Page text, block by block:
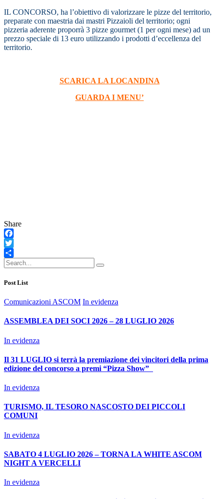
IL CONCORSO, ha l’obiettivo di valorizzare le pizze del territorio,
preparate con maestria dai mastri Pizzaioli del territorio; ogni
pizzeria aderente proporrà 3 pizze gourmet (1 per ogni mese) ad un
prezzo speciale di 13 euro utilizzando i prodotti d’eccellenza del
territorio.
SCARICA LA LOCANDINA
GUARDA I MENU’
Share
Facebook
Twitter
Condividi
Post List
Comunicazioni ASCOM In evidenza
ASSEMBLEA DEI SOCI 2026 – 28 LUGLIO 2026
In evidenza
Il 31 LUGLIO si terrà la premiazione dei vincitori della prima
edizione del concorso a premi “Pizza Show”
In evidenza
TURISMO, IL TESORO NASCOSTO DEI PICCOLI
COMUNI
In evidenza
SABATO 4 LUGLIO 2026 – TORNA LA WHITE ASCOM
NIGHT A VERCELLI
In evidenza